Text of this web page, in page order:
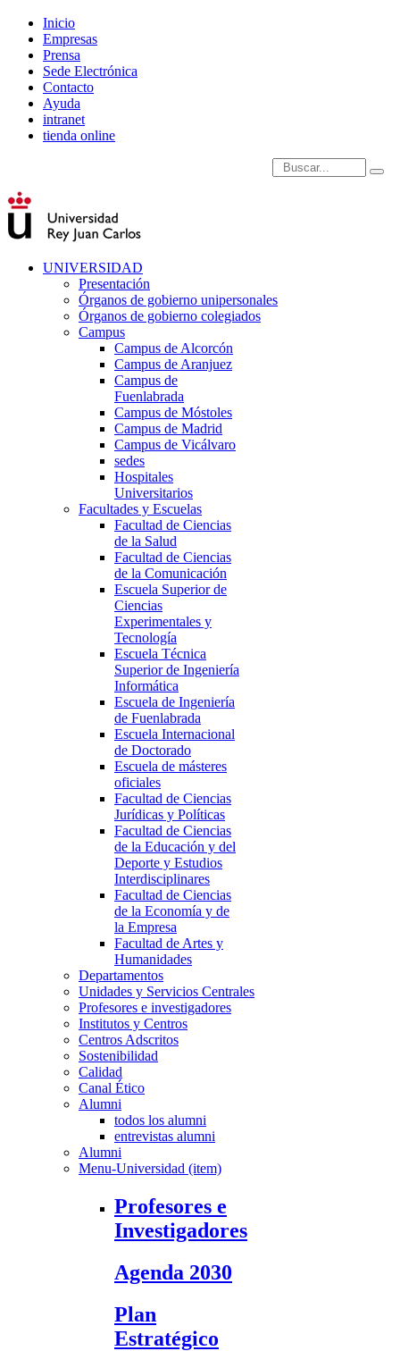
Inicio
Empresas
Prensa
Sede Electrónica
Contacto
Ayuda
intranet
tienda online
Introduce términos de
UNIVERSIDAD
Presentación
Órganos de gobierno unipersonales
Órganos de gobierno colegiados
Campus
Campus de Alcorcón
Campus de Aranjuez
Campus de
Fuenlabrada
Campus de Móstoles
Campus de Madrid
Campus de Vicálvaro
sedes
Hospitales
Universitarios
Facultades y Escuelas
Facultad de Ciencias
de la Salud
Facultad de Ciencias
de la Comunicación
Escuela Superior de
Ciencias
Experimentales y
Tecnología
Escuela Técnica
Superior de Ingeniería
Informática
Escuela de Ingeniería
de Fuenlabrada
Escuela Internacional
de Doctorado
Escuela de másteres
oficiales
Facultad de Ciencias
Jurídicas y Políticas
Facultad de Ciencias
de la Educación y del
Deporte y Estudios
Interdisciplinares
Facultad de Ciencias
de la Economía y de
la Empresa
Facultad de Artes y
Humanidades
Departamentos
Unidades y Servicios Centrales
Profesores e investigadores
Institutos y Centros
Centros Adscritos
Sostenibilidad
Calidad
Canal Ético
Alumni
todos los alumni
entrevistas alumni
Alumni
Menu-Universidad (item)
Profesores e
Investigadores
Agenda 2030
Plan
Estratégico